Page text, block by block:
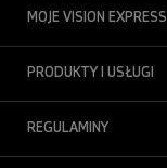
MOJE VISION EXPRESS
PRODUKTY I USŁUGI
REGULAMINY